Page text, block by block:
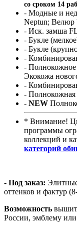
со сроком 14
- Модные и
Neptun; Велюр
- Иск. замша
- Букле
- Букле
-
- Полнокожное
Экокожа
-
- Полнокожная
- NEW
* Внимание!
программы
коллекций и
категорий
- Под заказ:
оттенков и фактур
Возможность
России, эмблему